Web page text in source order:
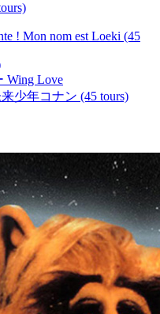
! Mon nom est Loeki (45
Wing Love
少年コナン (45 tours)